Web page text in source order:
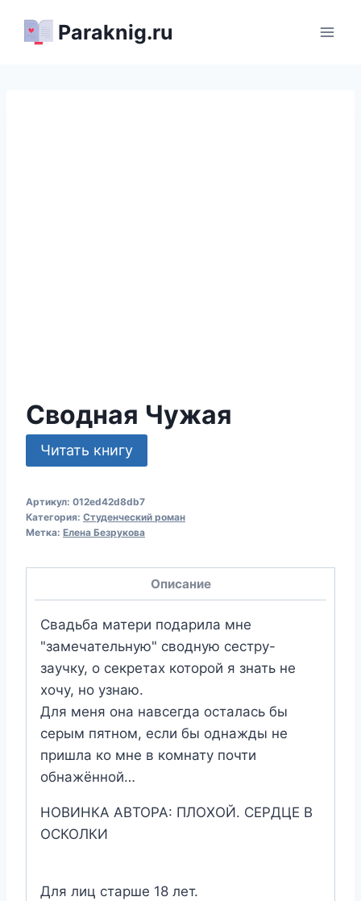
Paraknig.ru
Сводная Чужая
Читать книгу
Артикул: 012ed42d8db7
Категория: Студенческий роман
Метка: Елена Безрукова
Описание
Свадьба матери подарила мне
"замечательную" сводную сестру-
заучку, о секретах которой я знать не
хочу, но узнаю.
Для меня она навсегда осталась бы
серым пятном, если бы однажды не
пришла ко мне в комнату почти
обнажённой…
НОВИНКА АВТОРА: ПЛОХОЙ. СЕРДЦЕ В
ОСКОЛКИ
Для лиц старше 18 лет.